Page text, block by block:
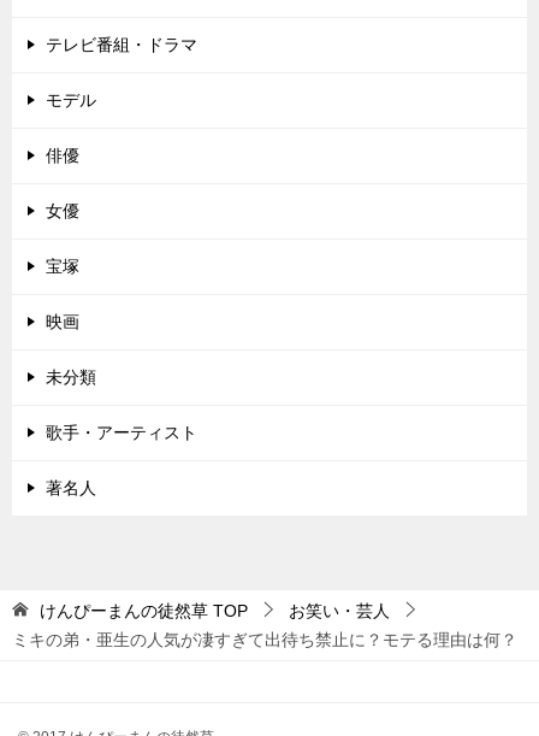
テレビ番組・ドラマ
モデル
俳優
女優
宝塚
映画
未分類
歌手・アーティスト
著名人
けんぴーまんの徒然草 TOP
お笑い・芸人
ミキの弟・亜生の人気が凄すぎて出待ち禁止に？モテる理由は何？